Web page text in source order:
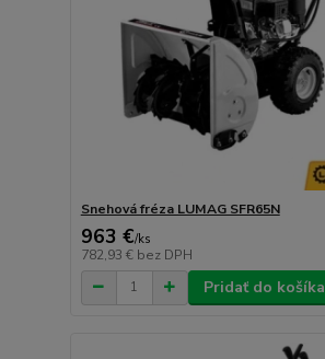
Snehová fréza LUMAG SFR65N
963 €/ks
782,93 € bez DPH
Pridať do košíka